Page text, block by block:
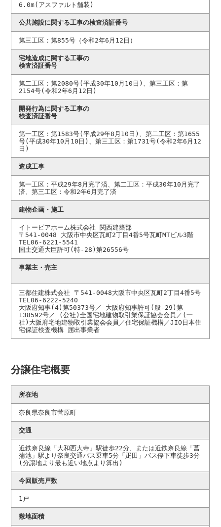
6.0m(アスファルト舗装)
公共施設に関する工事の検査済証番号
第三工区：第855号（令和2年6月12日）
宅地造成に関する工事の
検査済証番号
第二工区：第2080号(平成30年10月10日)、第三工区：第
2154号(令和2年6月12日)
開発行為に関する工事の
検査済証番号
第一工区：第1583号(平成29年8月10日)、第二工区：第1655
号(平成30年10月10日)、第三工区：第1731号(令和2年6月12
日)
造成工事
第一工区：平成29年8月完了済、第二工区：平成30年10月完了
済、第三工区：令和2年6月完了済
建物企画・施工
イトーピアホーム株式会社 関西建築部
〒541-0048 大阪市中央区瓦町2丁目4番5号瓦町MTビル3階
TEL06-6221-5541
国土交通大臣許可(特-28)第26556号
事業主・売主
三都住建株式会社 〒541-0048大阪市中央区瓦町2丁目4番5号
TEL06-6222-5240
大阪府知事(4)第50373号／ 大阪府知事許可(般-29)第
138592号／ (公社)全国宅地建物取引業保証協会会員／(一
社)大阪府宅地建物取引業協会会員／住宅保証機構／JIO日本住
宅保証検査機構 届出事業者
分譲住宅概要
所在地
奈良県奈良市菅原町
交通
近鉄奈良線「大和西大寺」駅徒歩22分、または近鉄奈良線「菖
蒲池」駅より奈良交通バス乗車5分「疋田」バス停下車徒歩3分
(分譲地より最も近い地点より算出)
今回販売戸数
1戸
敷地面積